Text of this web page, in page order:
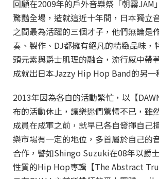
回顧在2009年的戶外音樂祭「朝霧JAM
驚豔全場，造就這近十年間，日本獨立
之間最為活躍的三個才子，他們無論是
奏、製作、DJ都擁有絕凡的精緻品味，
頭元素與爵士肌理的融合，流行感中帶
成就出日本Jazzy Hip Hop Band的另一
2013年因為各自的活動繁忙，以【
布的活動休止，讓樂迷們驚愕不已，雖
成員在成軍之前，就早已各自發揮自己
樂市場有一定的地位，多首屬於自己的
合作，譬如Shingo Suzuki在08年以爵
性質的Hip Hop專輯【The Abstract